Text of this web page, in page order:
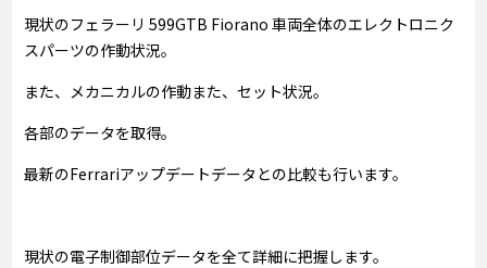
現状のフェラーリ 599GTB Fiorano 車両全体のエレクトロニク
スパーツの作動状況。
また、メカニカルの作動また、セット状況。
各部のデータを取得。
最新のFerrariアップデートデータとの比較も行います。
現状の電子制御部位データを全て詳細に把握します。